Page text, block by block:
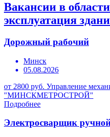
Вакансии в
эксплуатация
Дорожный рабочий
Минск
05.08.2026
от 2800 руб. Управление
"МИНСКМЕТРОСТРОЙ"
Подробнее
Электросварщик